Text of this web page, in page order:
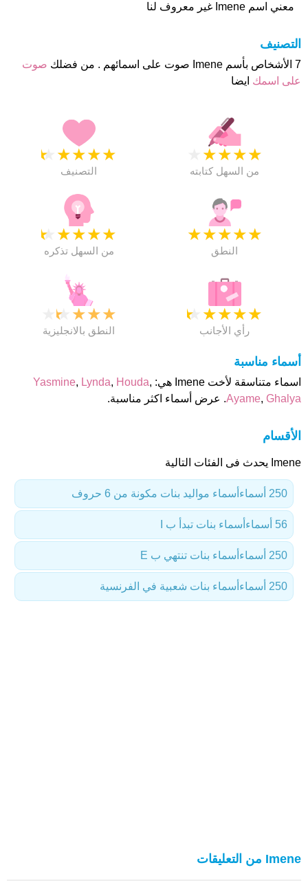
معني اسم Imene غير معروف لنا
التصنيف
7 الأشخاص بأسم Imene صوت على اسمائهم . من فضلك
صوت
على اسمك ايضا
★
★
★
★
★
التصنيف
★
★
★
★
من السهل كتابته
★
★
★
★
★
من السهل تذكره
★
★
★
★
★
النطق
★
★
★
★
النطق بالانجليزية
★
★
★
★
★
رأي الأجانب
أسماء مناسبة
اسماء متناسقة لأخت Imene هي: Yasmine, Lynda, Houda,
Ayame, Ghalya . عرض أسماء اكثر مناسبة.
الأقسام
Imene يحدث فى الفئات التالية
أسماء مواليد بنات مكونة من 6 حروف 250 أسماء
أسماء بنات تبدأ ب I 56 أسماء
أسماء بنات تنتهي ب E 250 أسماء
أسماء بنات شعبية في الفرنسية 250 أسماء
Imene من التعليقات